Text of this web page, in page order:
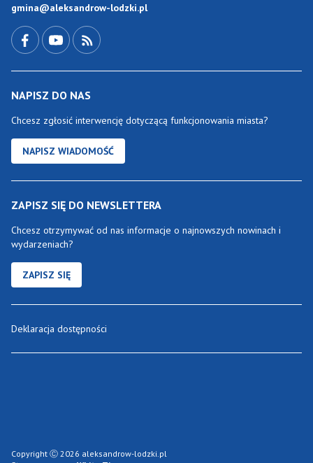
gmina@aleksandrow-lodzki.pl
NAPISZ DO NAS
Chcesz zgłosić interwencję dotyczącą funkcjonowania miasta?
NAPISZ WIADOMOŚĆ
ZAPISZ SIĘ DO NEWSLETTERA
Chcesz otrzymywać od nas informacje o najnowszych nowinach i
wydarzeniach?
ZAPISZ SIĘ
Deklaracja dostępności
Copyright Ⓒ 2026 aleksandrow-lodzki.pl